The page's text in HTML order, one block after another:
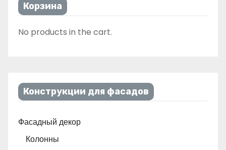
Корзина
No products in the cart.
Конструкции для фасадов
Фасадный декор
Колонны